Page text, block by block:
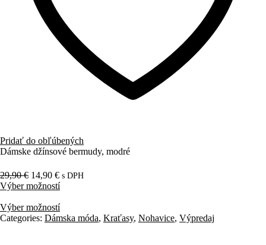
Pridať do obľúbených
Dámske džínsové bermudy, modré
29,90€ 14,90 € s DPH
Výber možností
Výber možností
Categories: Dámska móda, Kraťasy, Nohavice, Výpredaj